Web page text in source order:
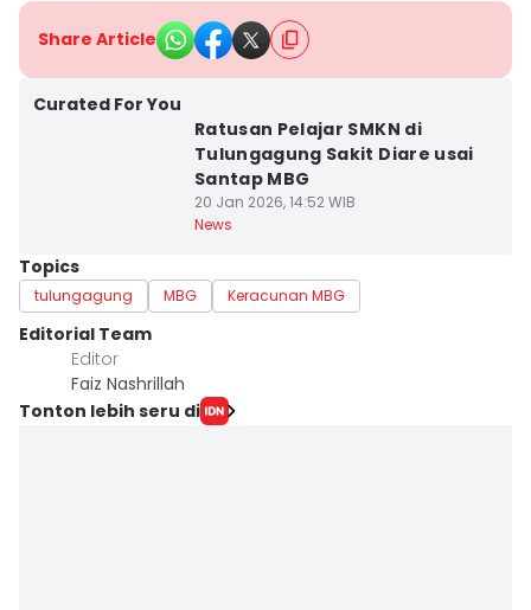
Share Article
Curated For You
Ratusan Pelajar SMKN di
Tulungagung Sakit Diare usai
Santap MBG
20 Jan 2026, 14:52 WIB
News
Topics
tulungagung MBG Keracunan MBG
Editorial Team
Editor
Faiz Nashrillah
Tonton lebih seru di